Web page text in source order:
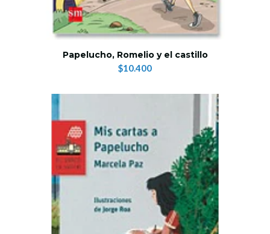
Papelucho, Romelio y el castillo
$10.400